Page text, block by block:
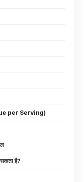
per Serving)
है?